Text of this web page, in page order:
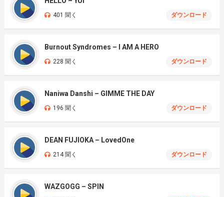
401 聞く ダウンロード
Burnout Syndromes – I AM A HERO
228 聞く ダウンロード
Naniwa Danshi – GIMME THE DAY
196 聞く ダウンロード
DEAN FUJIOKA – LovedOne
214 聞く ダウンロード
WAZGOGG – SPIN